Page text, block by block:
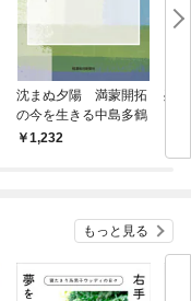
沈まぬ夕陽 満蒙開拓
の今を生きる中島多鶴
1,232
残
もっと見る